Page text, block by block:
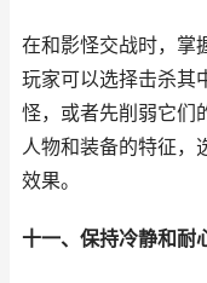
在和影怪交战时，掌
玩家可以选择击杀其
怪，或者先削弱它们
人物和装备的特征，
效果。
十一、保持冷静和耐